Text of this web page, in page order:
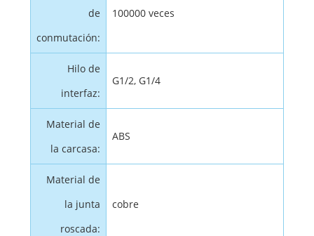
de
conmutación:
100000 veces
Hilo de
interfaz:
G1/2, G1/4
Material de
la carcasa:
ABS
Material de
la junta
roscada:
cobre